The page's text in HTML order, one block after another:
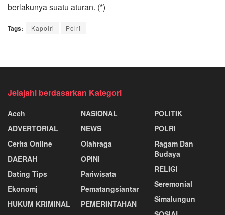
berlakunya suatu aturan. (*)
Tags: Kapolri Polri
Jelajahi berdasarkan Kategori
Aceh
ADVERTORIAL
Cerita Online
DAERAH
Dating Tips
Ekonomj
HUKUM KRIMINAL
NASIONAL
NEWS
Olahraga
OPINI
Pariwisata
Pematangsiantar
PEMERINTAHAN
POLITIK
POLRI
Ragam Dan
Budaya
RELIGI
Seremonial
Simalungun